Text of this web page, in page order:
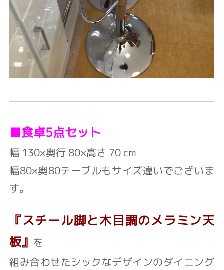
■食卓5点セット
幅 130×奥行 80×高さ 70 cm
幅80×奥80テーブルもサイズ違いでございま
す。
『スチール脚と木目調のメラミン天
板』 を
組み合わせたシックなデザインのダイニング